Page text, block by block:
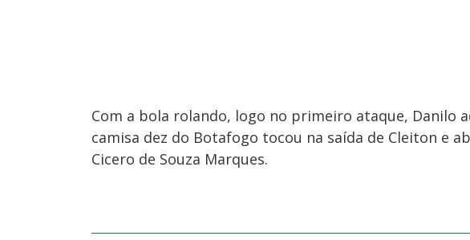
Com a bola rolando, logo no primeiro ataque, Danilo
camisa dez do Botafogo tocou na saída de Cleiton e
Cicero de Souza Marques.